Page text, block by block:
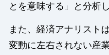
とを意味する」と分析
また、経済アナリスト
変動に左右されない産